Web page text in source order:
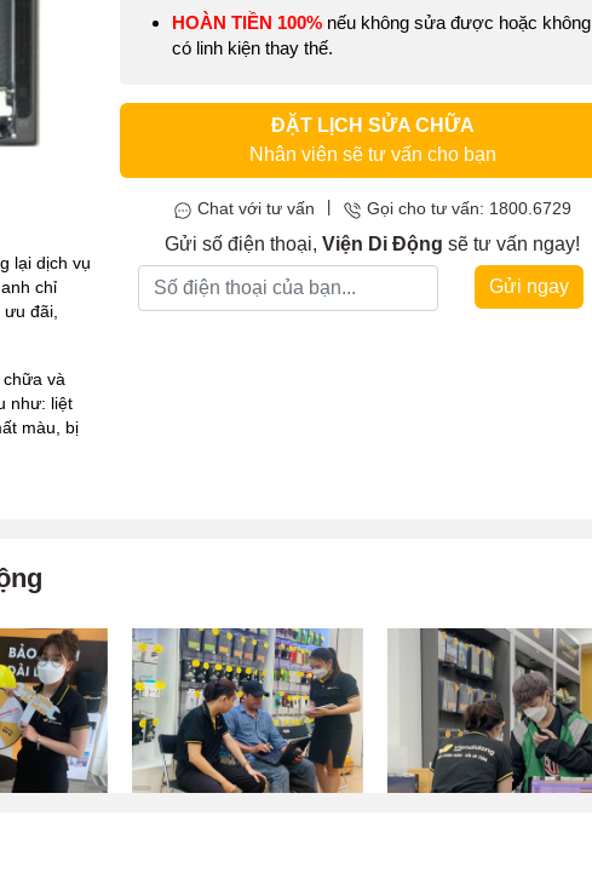
lại dịch vụ
chỉ
đãi,
và
như: liệt
màu, bị
HOÀN TIỀN 100% nếu không sửa được hoặc không
có linh kiện thay thế.
ĐẶT LỊCH SỬA CHỮA
Nhân viên sẽ tư vấn cho bạn
Chat với tư vấn Gọi cho tư vấn: 1800.6729
Gửi số điện thoại, Viện Di Động sẽ tư vấn ngay!
Gửi ngay